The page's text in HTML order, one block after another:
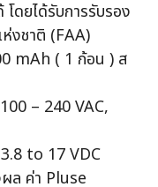
โดยได้รับการรับรอง
งชาติ (FAA)
mAh ( 1 ก้อน ) ส
– 240 VAC,
to 17 VDC
ล ค่า Pluse